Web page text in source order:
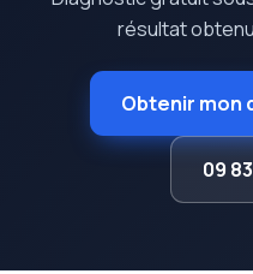
résultat
Obtenir mon
09